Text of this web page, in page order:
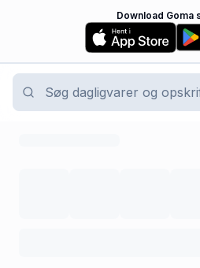
Download Goma